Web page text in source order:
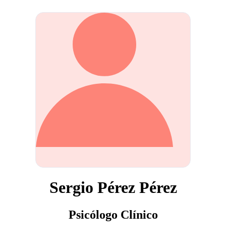
Sergio Pérez Pérez
Psicólogo Clínico